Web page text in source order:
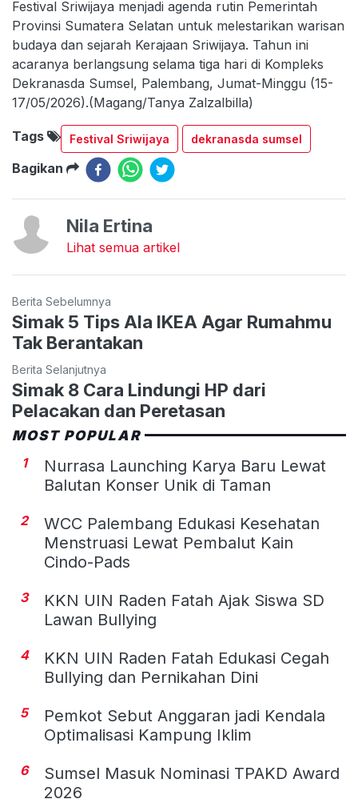
Festival Sriwijaya menjadi agenda rutin Pemerintah
Provinsi Sumatera Selatan untuk melestarikan warisan
budaya dan sejarah Kerajaan Sriwijaya. Tahun ini
acaranya berlangsung selama tiga hari di Kompleks
Dekranasda Sumsel, Palembang, Jumat-Minggu (15-
17/05/2026).(Magang/Tanya Zalzalbilla)
Tags Festival Sriwijaya dekranasda sumsel
Bagikan
Nila Ertina
Lihat semua artikel
Berita Sebelumnya
Simak 5 Tips Ala IKEA Agar Rumahmu
Tak Berantakan
Berita Selanjutnya
Simak 8 Cara Lindungi HP dari
Pelacakan dan Peretasan
MOST POPULAR
1
Nurrasa Launching Karya Baru Lewat
Balutan Konser Unik di Taman
2
WCC Palembang Edukasi Kesehatan
Menstruasi Lewat Pembalut Kain
Cindo-Pads
3
KKN UIN Raden Fatah Ajak Siswa SD
Lawan Bullying
4
KKN UIN Raden Fatah Edukasi Cegah
Bullying dan Pernikahan Dini
5
Pemkot Sebut Anggaran jadi Kendala
Optimalisasi Kampung Iklim
6
Sumsel Masuk Nominasi TPAKD Award
2026